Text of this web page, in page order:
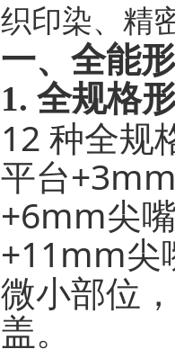
织印染、精
一、全能
1. 全规格
12 种全规
平台
+6mm尖
+11mm尖
微小部位
盖。